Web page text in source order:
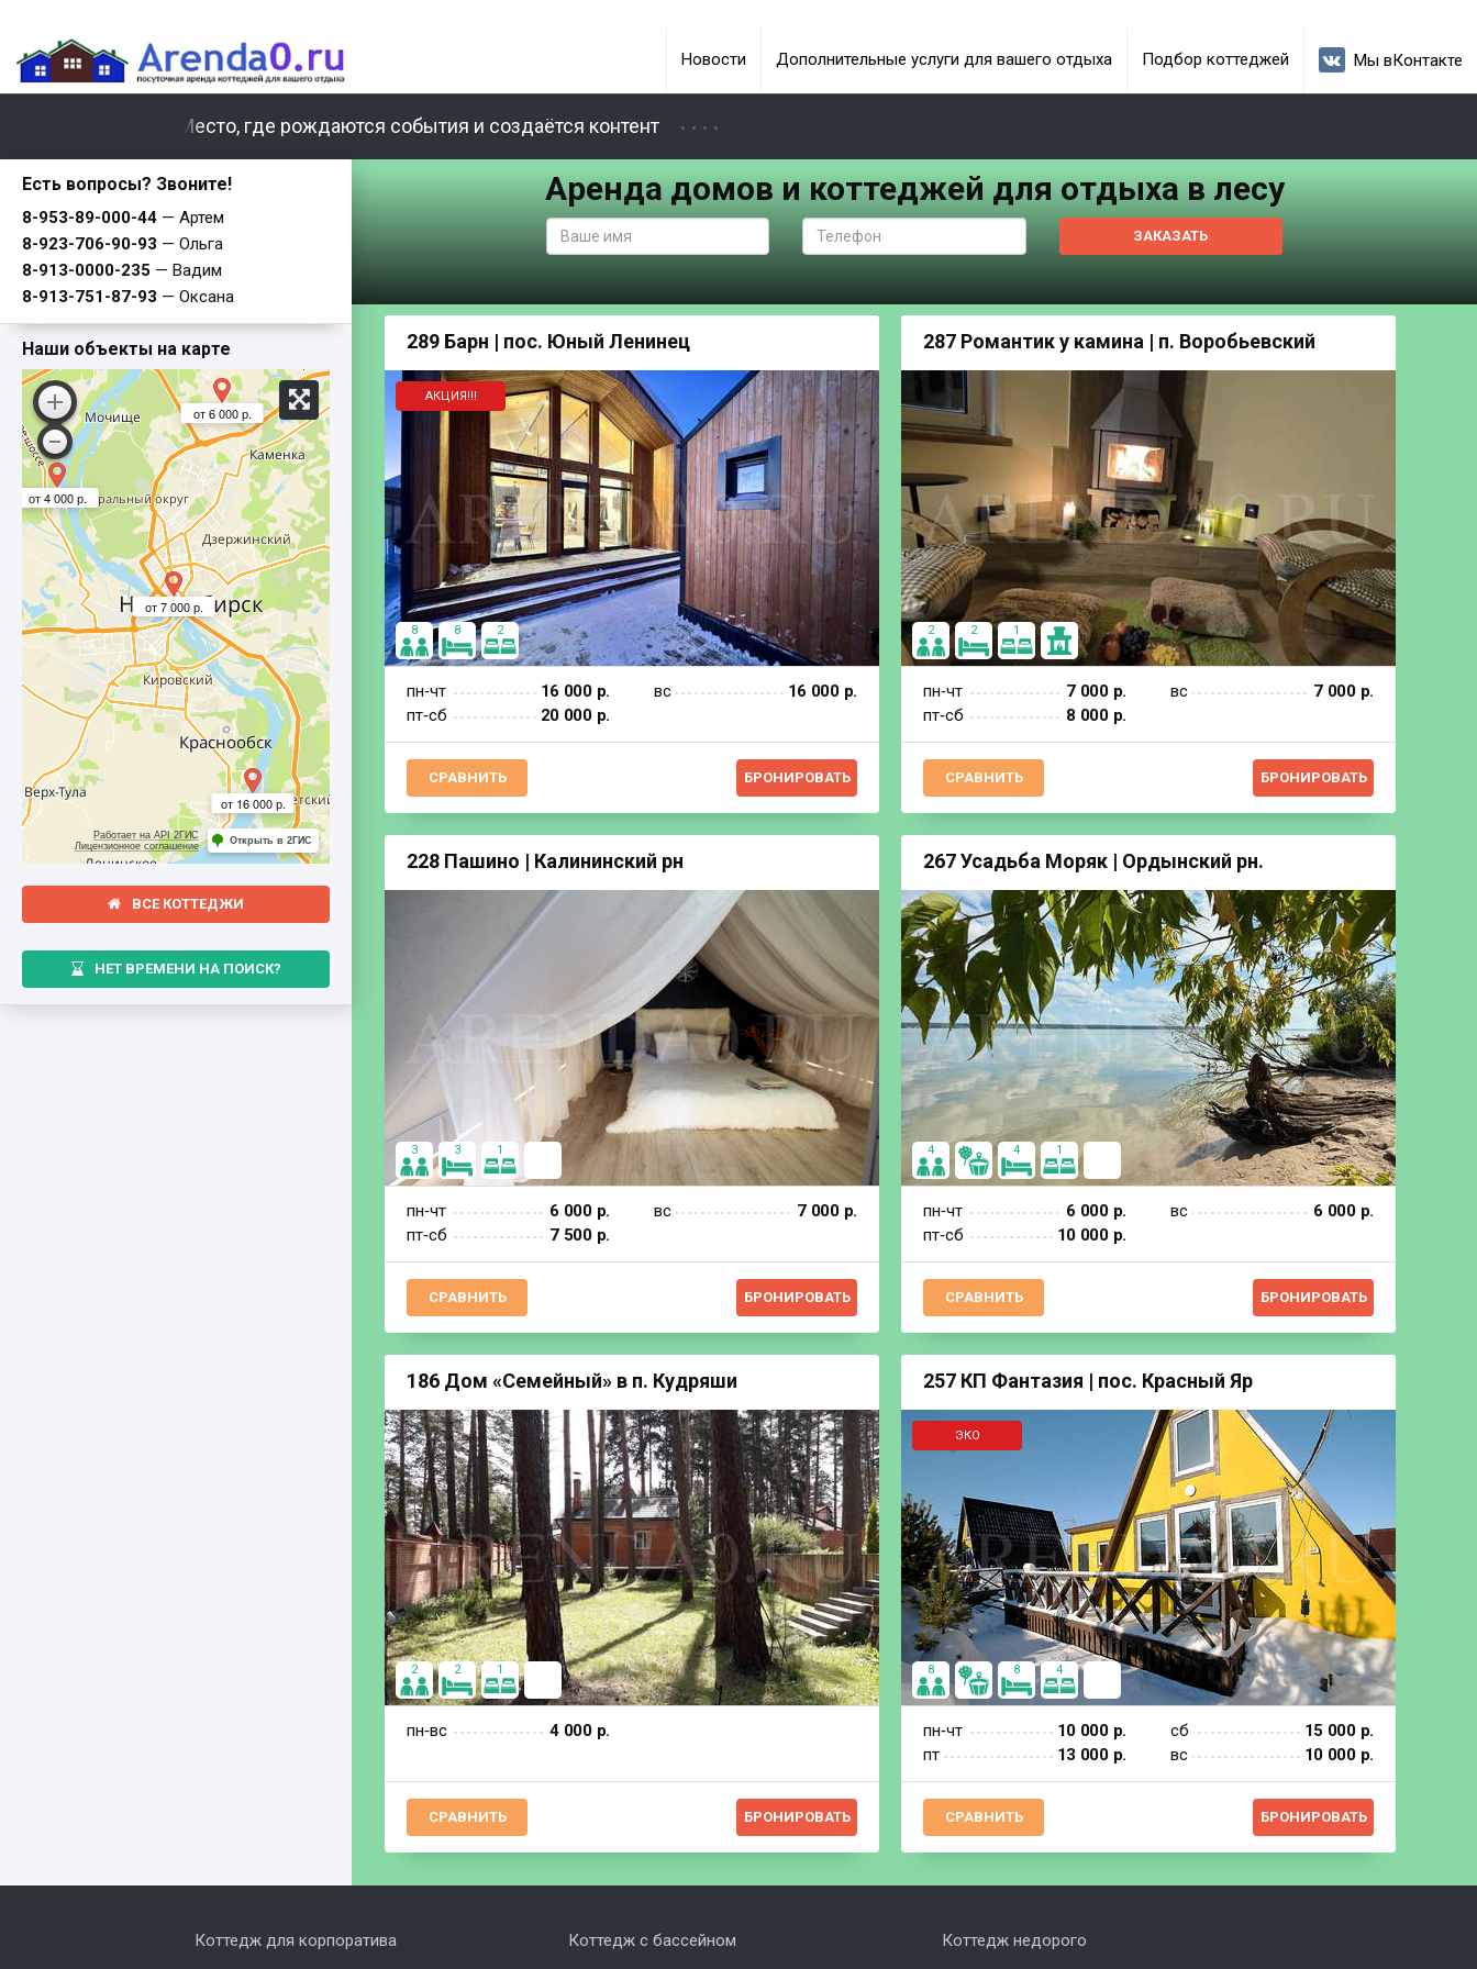
Новости Дополнительные услуги для вашего отдыха Подбор коттеджей Мы вКонтакте
Место, где рождаются события и создаётся контент
Есть вопросы? Звоните!
8-953-89-000-44 — Артем
8-923-706-90-93 — Ольга
8-913-0000-235 — Вадим
8-913-751-87-93 — Оксана
Наши объекты на карте
от 16 000 р.
от 7 000 р.
от 6 000 р.
от 4 000 р.
Работает на API 2ГИС
Лицензионное соглашение
Открыть в 2ГИС
ВСЕ КОТТЕДЖИ
НЕТ ВРЕМЕНИ НА ПОИСК?
Аренда домов и коттеджей для отдыха в лесу
ЗАКАЗАТЬ
289 Барн | пос. Юный Ленинец
АКЦИЯ!!!
8 8 2
пн‐чт
16 000 р.
пт‐сб
20 000 р.
вс 16 000 р.
СРАВНИТЬ БРОНИРОВАТЬ
287 Романтик у камина | п. Воробьевский
2 2 1
пн‐чт
7 000 р.
пт‐сб
8 000 р.
вс 7 000 р.
СРАВНИТЬ БРОНИРОВАТЬ
228 Пашино | Калининский рн
3 3 1
пн‐чт
6 000 р.
пт‐сб
7 500 р.
вс 7 000 р.
СРАВНИТЬ БРОНИРОВАТЬ
267 Усадьба Моряк | Ордынский рн.
4 4 1
пн‐чт
6 000 р.
пт‐сб
10 000 р.
вс 6 000 р.
СРАВНИТЬ БРОНИРОВАТЬ
186 Дом «Семейный» в п. Кудряши
2 2 1
пн‐вс 4 000 р.
СРАВНИТЬ БРОНИРОВАТЬ
257 КП Фантазия | пос. Красный Яр
ЭКО
8 8 4
пн‐чт
10 000 р.
пт
13 000 р.
сб
15 000 р.
вс
10 000 р.
СРАВНИТЬ БРОНИРОВАТЬ
Коттедж для корпоратива
Коттедж с бассейном
Коттедж недорого